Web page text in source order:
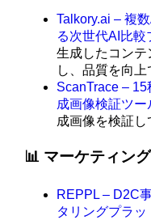
Talkory.ai – 複
る次世代AI比較
生成したコン
し、品質を向上
ScanTrace –
成画像検証ツー
成画像を検証
📊 マーケティン
REPPL – D2C
タリングプラッ